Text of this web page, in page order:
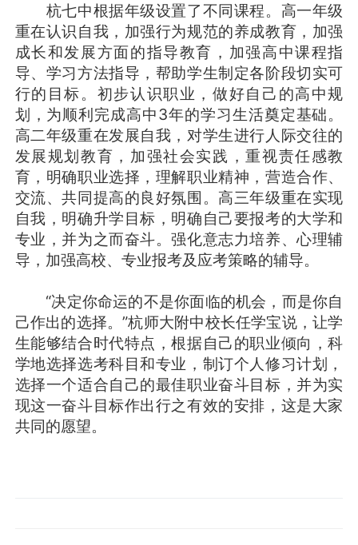
杭七中根据年级设置了不同课程。高一年级
重在认识自我，加强行为规范的养成教育，加强
成长和发展方面的指导教育，加强高中课程指
导、学习方法指导，帮助学生制定各阶段切实可
行的目标。初步认识职业，做好自己的高中规
划，为顺利完成高中3年的学习生活奠定基础。
高二年级重在发展自我，对学生进行人际交往的
发展规划教育，加强社会实践，重视责任感教
育，明确职业选择，理解职业精神，营造合作、
交流、共同提高的良好氛围。高三年级重在实现
自我，明确升学目标，明确自己要报考的大学和
专业，并为之而奋斗。强化意志力培养、心理辅
导，加强高校、专业报考及应考策略的辅导。
“决定你命运的不是你面临的机会，而是你自
己作出的选择。”杭师大附中校长任学宝说，让学
生能够结合时代特点，根据自己的职业倾向，科
学地选择选考科目和专业，制订个人修习计划，
选择一个适合自己的最佳职业奋斗目标，并为实
现这一奋斗目标作出行之有效的安排，这是大家
共同的愿望。